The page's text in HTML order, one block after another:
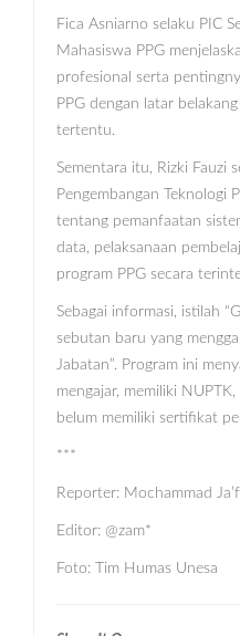
Fica Asniarno selaku PIC
Mahasiswa PPG
profesional serta
PPG dengan latar
tertentu.
Sementara itu, Rizki Fauzi
Pengembangan Teknologi
tentang pemanfaatan
data, pelaksanaan
program PPG secara
Sebagai informasi, istilah
sebutan baru yang
Jabatan”. Program ini
mengajar, memiliki
belum memiliki sertifikat
***
Reporter: Mochammad
Editor: @zam*
Foto: Tim Humas Unesa